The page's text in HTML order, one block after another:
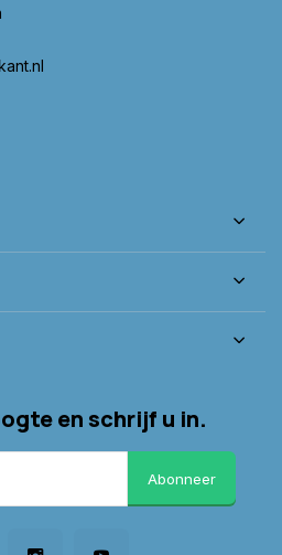
en schrijf u in.
Abonneer